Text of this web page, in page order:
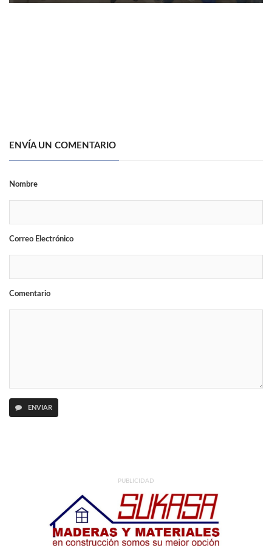
ENVÍA UN COMENTARIO
Nombre
Correo Electrónico
Comentario
ENVIAR
PUBLICIDAD